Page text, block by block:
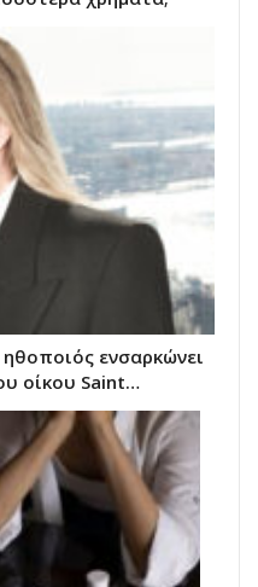
ενσαρκώνει
oίκου Saint…